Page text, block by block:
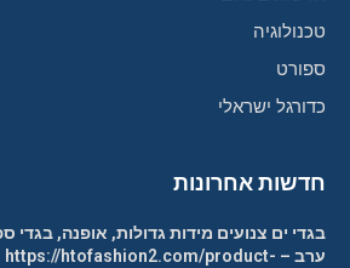
טכנולוגיה
ספורט
כדורגל ישראלי
חדשות אחרונות
בגדי ים צנועים מידות גדולות, אופנה, בגדי
ערב – https://htofashion2.com/product-